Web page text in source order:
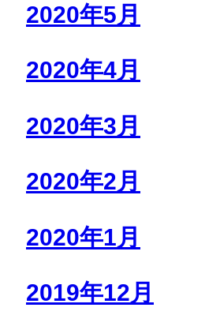
2020年5月
2020年4月
2020年3月
2020年2月
2020年1月
2019年12月